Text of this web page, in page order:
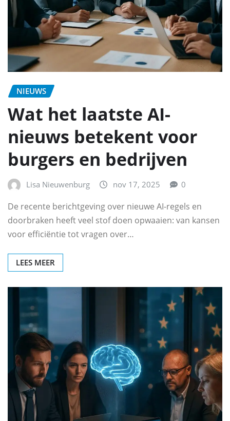
NIEUWS
Wat het laatste AI-
nieuws betekent voor
burgers en bedrijven
Lisa Nieuwenburg nov 17, 2025 0
De recente berichtgeving over nieuwe AI-regels en
doorbraken heeft veel stof doen opwaaien: van kansen
voor efficiëntie tot vragen over…
LEES MEER